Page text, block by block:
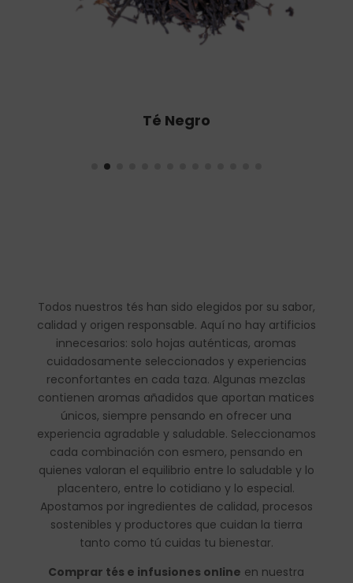
Té Oolong
Todos nuestros tés han sido elegidos por su sabor,
calidad y origen responsable. Aquí no hay artificios
innecesarios: solo hojas auténticas, aromas
cuidadosamente seleccionados y experiencias
reconfortantes en cada taza. Algunas mezclas
contienen aromas añadidos que aportan matices
únicos, siempre pensando en ofrecer una
experiencia agradable y saludable. Seleccionamos
cada combinación con esmero, pensando en
quienes valoran el equilibrio entre lo saludable y lo
placentero, entre lo cotidiano y lo especial.
Apostamos por ingredientes de calidad, procesos
sostenibles y productores que cuidan la tierra
tanto como tú cuidas tu bienestar.
Comprar tés e infusiones online en nuestra